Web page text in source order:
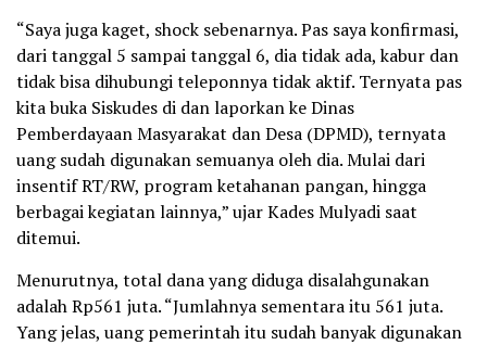
“Saya juga kaget, shock sebenarnya. Pas saya konfirmasi,
dari tanggal 5 sampai tanggal 6, dia tidak ada, kabur dan
tidak bisa dihubungi teleponnya tidak aktif. Ternyata pas
kita buka Siskudes di dan laporkan ke Dinas
Pemberdayaan Masyarakat dan Desa (DPMD), ternyata
uang sudah digunakan semuanya oleh dia. Mulai dari
insentif RT/RW, program ketahanan pangan, hingga
berbagai kegiatan lainnya,” ujar Kades Mulyadi saat
ditemui.
Menurutnya, total dana yang diduga disalahgunakan
adalah Rp561 juta. “Jumlahnya sementara itu 561 juta.
Yang jelas, uang pemerintah itu sudah banyak digunakan